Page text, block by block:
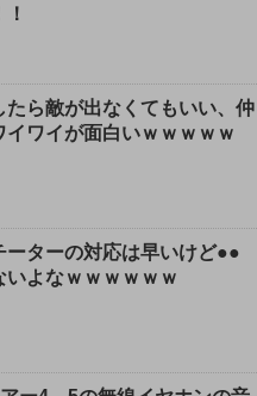
たら敵が出なくてもいい、仲
イワイが面白いｗｗｗｗｗ
ーターの対応は早いけど●●
よなｗｗｗｗｗｗ